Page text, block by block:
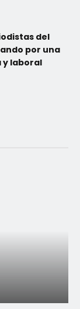
del
por una
y laboral